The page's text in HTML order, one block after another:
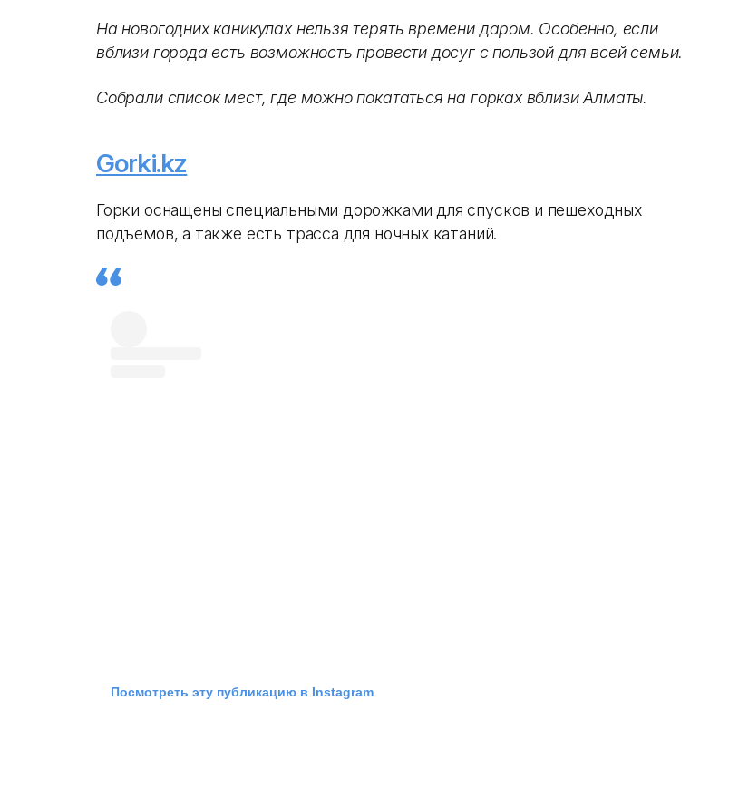
На новогодних каникулах нельзя терять времени даром. Особенно, если
вблизи города есть возможность провести досуг с пользой для всей семьи.
Собрали список мест, где можно покататься на горках вблизи Алматы.
Gorki.kz
Горки оснащены специальными дорожками для спусков и пешеходных
подъемов, а также есть трасса для ночных катаний.
Посмотреть эту публикацию в Instagram